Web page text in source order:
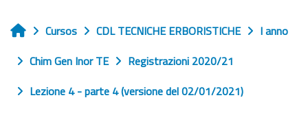
Inicio
Cursos CDL TECNICHE ERBORISTICHE
I anno
Chim Gen Inor TE
Registrazioni 2020/21
Lezione 4 - parte 4 (versione del 02/01/2021)